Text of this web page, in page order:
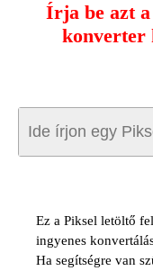
Írja be azt
konverter
Ez a Piksel letöltő
ingyenes
Ha segítségre van